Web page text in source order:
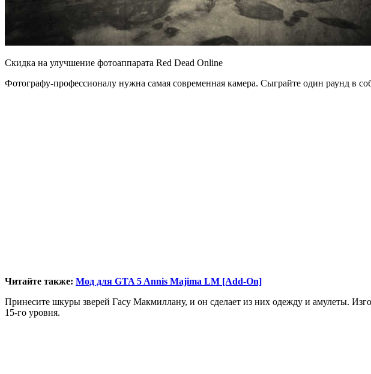
Скидка на улучшение фотоаппарата Red Dead Online
Фотографу-профессионалу нужна самая современная камера. Сыграйте один раунд в
Читайте также: Мод для GTA 5 Annis Majima LM [Add-On]
Принесите шкуры зверей Гасу Макмиллану, и он сделает из них одежду и амулеты.
15-го уровня.